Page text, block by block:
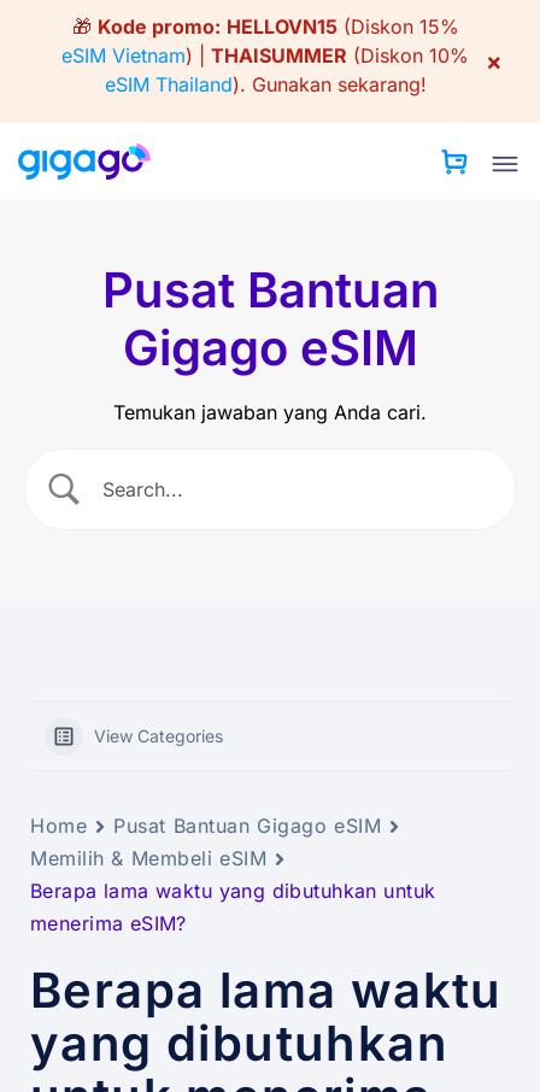
🎁 Kode promo: HELLOVN15(Diskon 15%
eSIM Vietnam) | THAISUMMER (Diskon 10%
eSIM Thailand). Gunakan sekarang!
×
Pusat Bantuan
Gigago eSIM
Temukan jawaban yang Anda cari.
View Categories
Home
Pusat Bantuan Gigago eSIM
Memilih & Membeli eSIM
Berapa lama waktu yang dibutuhkan untuk
menerima eSIM?
Berapa lama waktu
yang dibutuhkan